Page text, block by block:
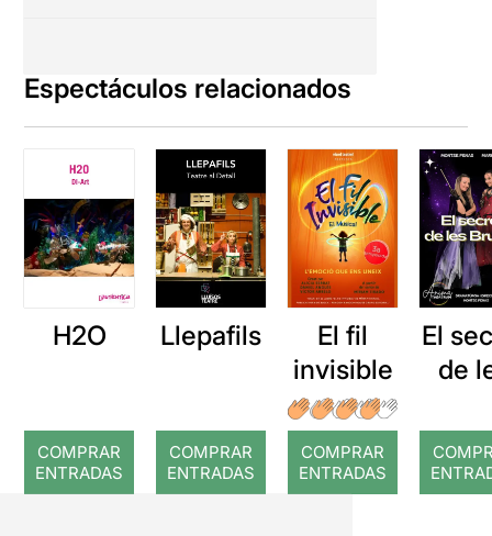
Espectáculos relacionados
H2O
COMPRAR
ENTRADAS
Llepafils
COMPRAR
ENTRADAS
El fil
invisible
COMPRAR
ENTRADAS
El
de